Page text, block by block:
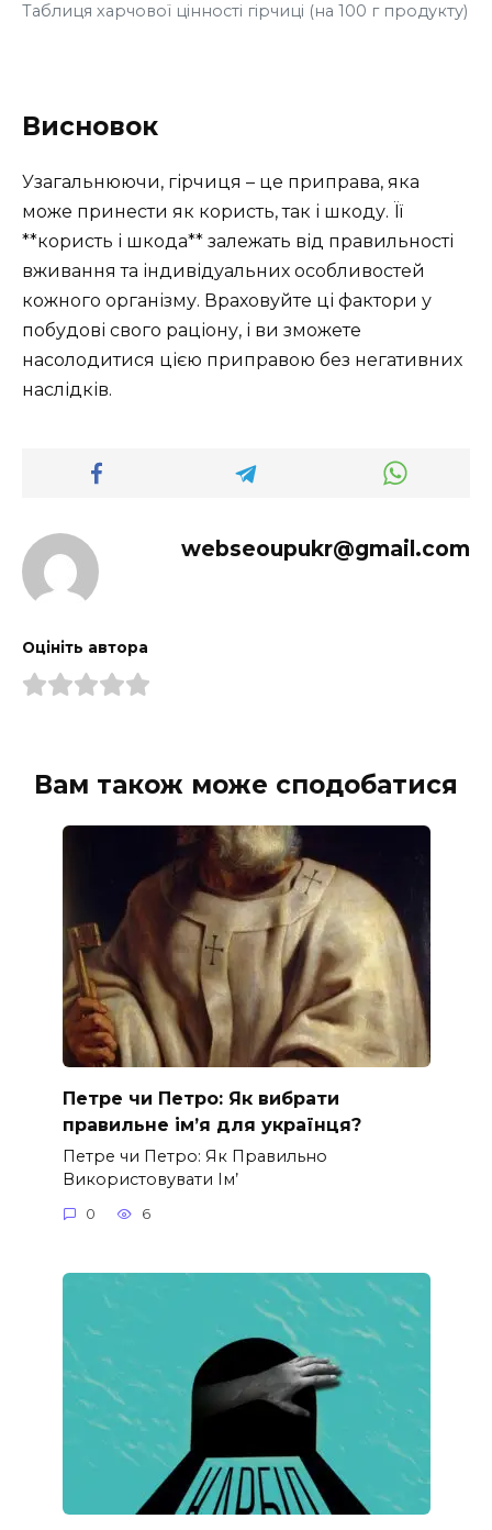
Таблиця харчової цінності гірчиці (на 100 г продукту)
Висновок
Узагальнюючи, гірчиця – це приправа, яка
може принести як користь, так і шкоду. Її
**користь і шкода** залежать від правильності
вживання та індивідуальних особливостей
кожного організму. Враховуйте ці фактори у
побудові свого раціону, і ви зможете
насолодитися цією приправою без негативних
наслідків.
webseoupukr@gmail.com
Оцініть автора
Вам також може сподобатися
Петре чи Петро: Як вибрати
правильне ім’я для українця?
Петре чи Петро: Як Правильно
Використовувати Ім’
0 6